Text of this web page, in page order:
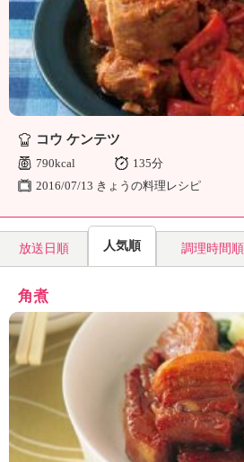
コウ ケンテツ
790kcal
135分
2016/07/13 きょうの料理レシピ
放送日順 人気順 調理時間順
角煮